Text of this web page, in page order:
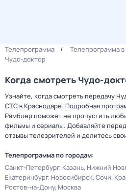
Телепрограмма Телепрограмма
Чудо-доктор
Когда смотреть Чудо-
Узнайте, когда смотреть передачу
СТС в Краснодаре. Подробная
Рамблер поможет не пропустить
фильмы и сериалы. Добавляйте
отзывы телезрителей и делитесь
Телепрограмма по городам:
Санкт-Петербург Казань Нижний
Екатеринбург Новосибирск Сочи
Ростов-на-Дону Москва